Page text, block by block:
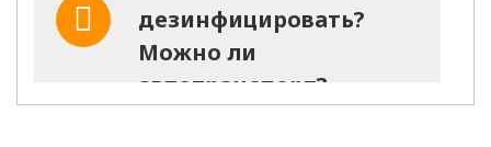
дезинфицировать?
Можно ли
автотранспорт?